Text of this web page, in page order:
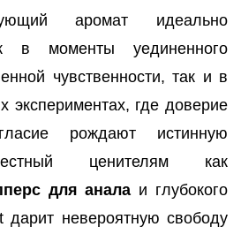
аромат идеально
в моменты уединенного
чувственности, так и в
экспериментах, где доверие
рождают истинную
ценителям как
для анала и глубокого
дарит невероятную свободу